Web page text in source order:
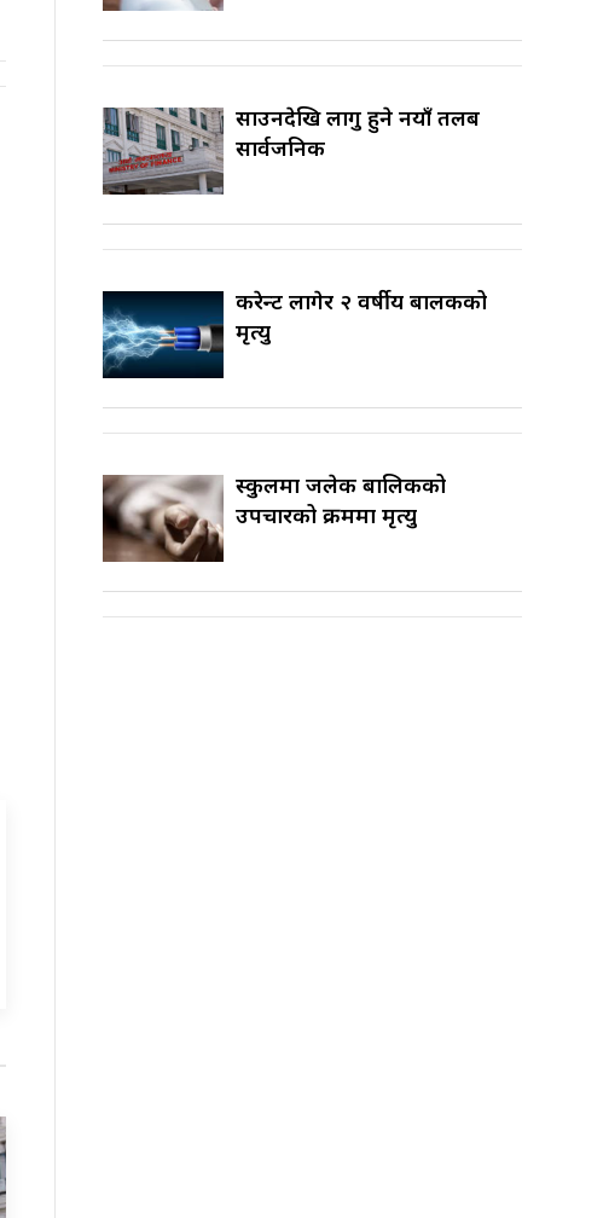
साउनदेखि लागु हुने नयाँ तलब
सार्वजनिक
करेन्ट लागेर २ वर्षीय बालकको
मृत्यु
स्कुलमा जलेकी बालिकको
उपचारको क्रममा मृत्यु